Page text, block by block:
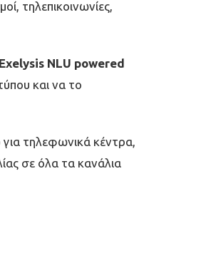
τηλεπικοινωνίες,
Exelysis NLU powered
και να το
τηλεφωνικά κέντρα,
σε όλα τα κανάλια